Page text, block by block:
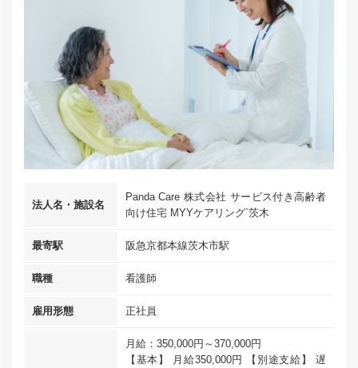
法人名・施設名
Panda Care 株式会社 サービス付き高齢者
向け住宅 MYYケアリング`茨木
最寄駅 阪急京都本線茨木市駅
職種 看護師
雇用形態 正社員
月給：350,000円～370,000円
【基本】 月給350,000円 【別途支給】 遅